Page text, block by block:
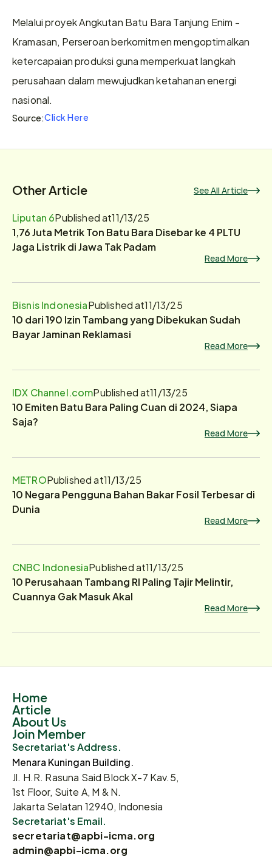
Melalui proyek Angkutan Batu Bara Tanjung Enim -
Kramasan, Perseroan berkomitmen mengoptimalkan
ketercapaian produksi guna memperkuat langkah
perusahaan dalam mewujudkan ketahanan energi
nasional.
Source:Click Here
Other Article See All Article
Liputan 6Published at11/13/25
1,76 Juta Metrik Ton Batu Bara Disebar ke 4 PLTU
Jaga Listrik di Jawa Tak Padam
Read More
Bisnis IndonesiaPublished at11/13/25
10 dari 190 Izin Tambang yang Dibekukan Sudah
Bayar Jaminan Reklamasi
Read More
IDX Channel.comPublished at11/13/25
10 Emiten Batu Bara Paling Cuan di 2024, Siapa
Saja?
Read More
METROPublished at11/13/25
10 Negara Pengguna Bahan Bakar Fosil Terbesar di
Dunia
Read More
CNBC IndonesiaPublished at11/13/25
10 Perusahaan Tambang RI Paling Tajir Melintir,
Cuannya Gak Masuk Akal
Read More
Home
Article
About Us
Join Member
Secretariat's Address.
Menara Kuningan Building.
Jl. H.R. Rasuna Said Block X-7 Kav.5,
1st Floor, Suite A, M & N.
Jakarta Selatan 12940, Indonesia
Secretariat's Email.
secretariat@apbi-icma.org
admin@apbi-icma.org